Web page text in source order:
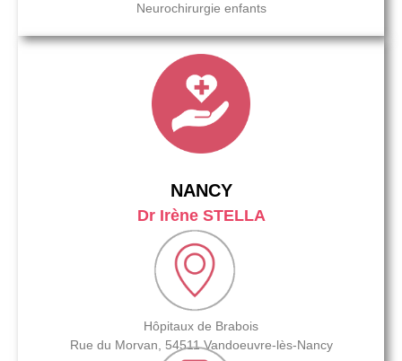
Neurochirurgie enfants
NANCY
Dr Irène STELLA
Hôpitaux de Brabois
Rue du Morvan, 54511 Vandoeuvre-lès-Nancy